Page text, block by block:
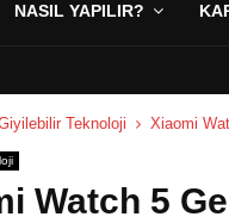
NASIL YAPILIR?
Teknoloji Xiaomi
Watch 5